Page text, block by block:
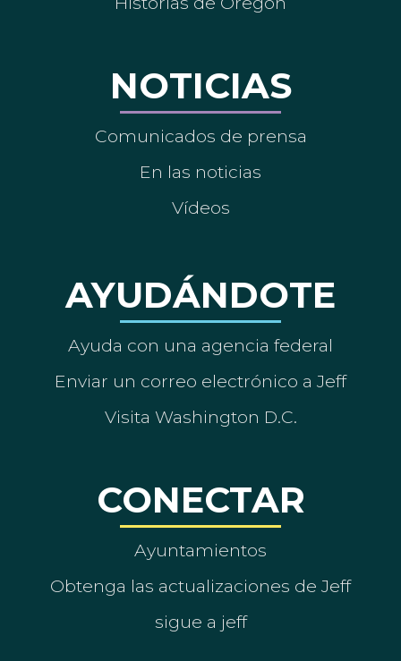
NOTICIAS
Comunicados de prensa
En las noticias
Vídeos
AYUDÁNDOTE
Ayuda con una agencia federal
Enviar un correo electrónico a Jeff
Visita Washington D.C.
CONECTAR
Ayuntamientos
Obtenga las actualizaciones de Jeff
sigue a jeff